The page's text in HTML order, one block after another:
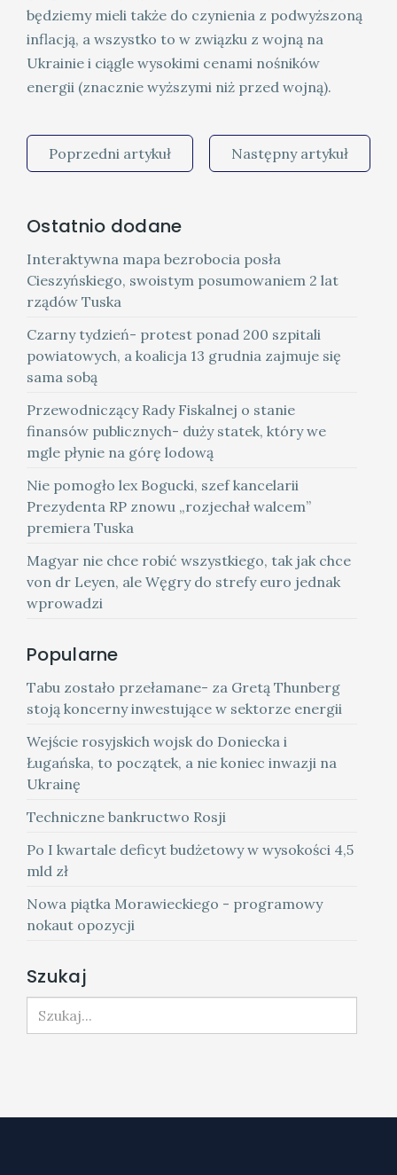
będziemy mieli także do czynienia z podwyższoną
inflacją, a wszystko to w związku z wojną na
Ukrainie i ciągle wysokimi cenami nośników
energii (znacznie wyższymi niż przed wojną).
Poprzedni artykuł Następny artykuł
Ostatnio dodane
Interaktywna mapa bezrobocia posła
Cieszyńskiego, swoistym posumowaniem 2 lat
rządów Tuska
Czarny tydzień- protest ponad 200 szpitali
powiatowych, a koalicja 13 grudnia zajmuje się
sama sobą
Przewodniczący Rady Fiskalnej o stanie
finansów publicznych- duży statek, który we
mgle płynie na górę lodową
Nie pomogło lex Bogucki, szef kancelarii
Prezydenta RP znowu „rozjechał walcem”
premiera Tuska
Magyar nie chce robić wszystkiego, tak jak chce
von dr Leyen, ale Węgry do strefy euro jednak
wprowadzi
Popularne
Tabu zostało przełamane- za Gretą Thunberg
stoją koncerny inwestujące w sektorze energii
Wejście rosyjskich wojsk do Doniecka i
Ługańska, to początek, a nie koniec inwazji na
Ukrainę
Techniczne bankructwo Rosji
Po I kwartale deficyt budżetowy w wysokości 4,5
mld zł
Nowa piątka Morawieckiego - programowy
nokaut opozycji
Szukaj
Szukaj...